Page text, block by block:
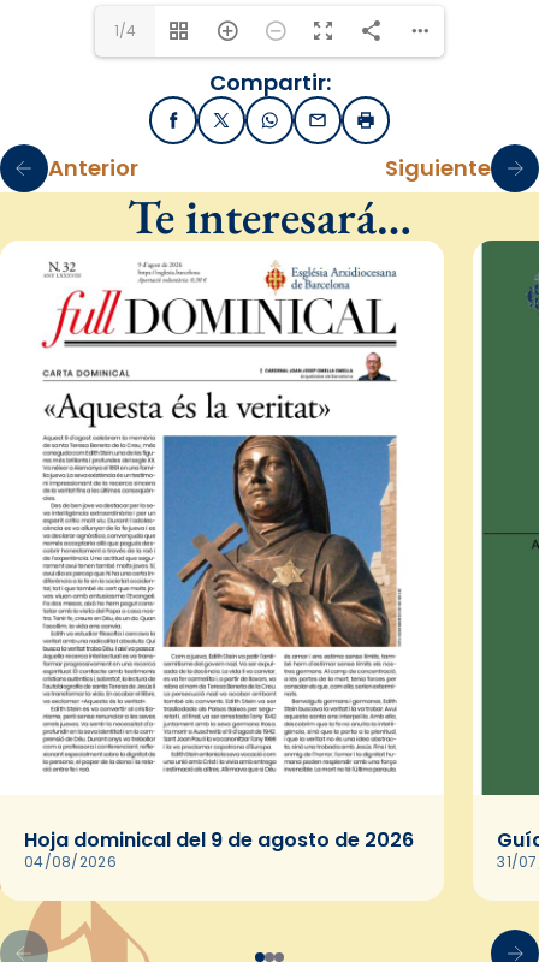
1/4
Compartir:
FacebookX / TwitterWhatsApp
EmailImprimir
Anterior Siguiente
Te interesará…
Hoja dominical del 9 de agosto de 2026
04/08/2026 31/